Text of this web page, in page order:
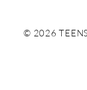
© 2026